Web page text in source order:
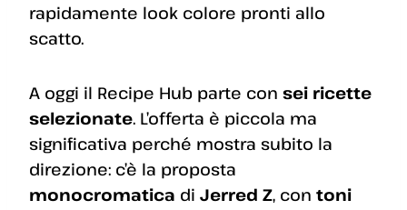
rapidamente look colore pronti allo
scatto.
A oggi il Recipe Hub parte con sei ricette
selezionate. L’offerta è piccola ma
significativa perché mostra subito la
direzione: c’è la proposta
monocromatica di Jerred Z, con toni